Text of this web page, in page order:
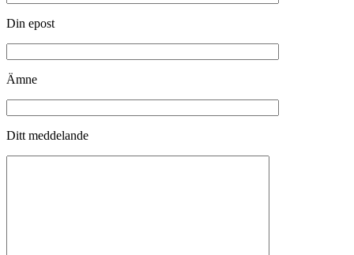
Din epost
Ämne
Ditt meddelande